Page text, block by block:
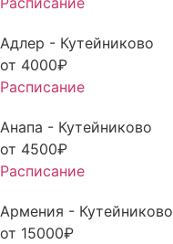
Адлер - Кутейниково
от 4000₽
Расписание
Анапа - Кутейниково
от 4500₽
Расписание
Армения - Кутейниково
от 15000₽